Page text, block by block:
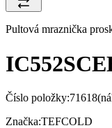
Pultová mraznička
Číslo položky:71618
Značka:TEFCOLD